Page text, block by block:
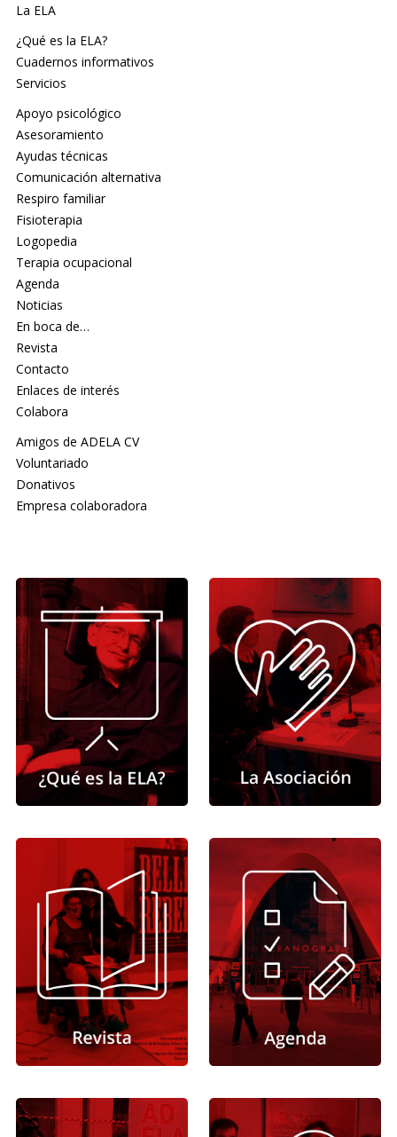
La ELA
¿Qué es la ELA?
Cuadernos informativos
Servicios
Apoyo psicológico
Asesoramiento
Ayudas técnicas
Comunicación alternativa
Respiro familiar
Fisioterapia
Logopedia
Terapia ocupacional
Agenda
Noticias
En boca de…
Revista
Contacto
Enlaces de interés
Colabora
Amigos de ADELA CV
Voluntariado
Donativos
Empresa colaboradora